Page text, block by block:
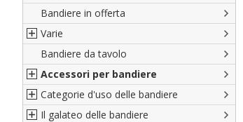
Porte di Milano
Francesi
Americane
Britanniche
Resto del Mondo
Bandiere in offerta
Varie
Bandiere del CICAP - Think Deep
Bandiere di Orgoglio Bresciano
Organizzazioni internazionali
Diplomatiche
Bandiere da tavolo
Accessori per bandiere
Accessori per bandiere
Accessori per bandiere da tavolo
Categorie d'uso delle bandiere
Bandiere segnavento
Il galateo delle bandiere